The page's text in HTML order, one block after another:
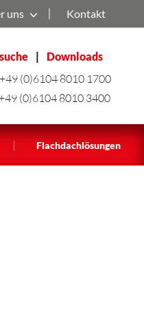
uns Kontakt
| Downloads
+49 (0)6104 8010 1700
(0)6104 8010 3400
| Flachdachlösungen